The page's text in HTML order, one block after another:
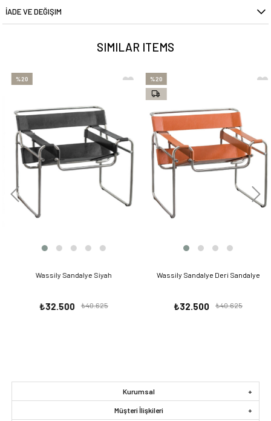
İADE VE DEĞIŞIM
SIMILAR ITEMS
Wassily Sandalye Siyah
₺32.500 ₺40.625
%20
Wassily Sandalye Deri Sandalye
₺32.500 ₺40.625
%20
Kurumsal
Müşteri İlişkileri